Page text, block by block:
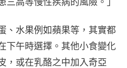
、水果例如蘋果等，其實都
下午時選擇。其他小食變化
，或在乳酪之中加入奇亞